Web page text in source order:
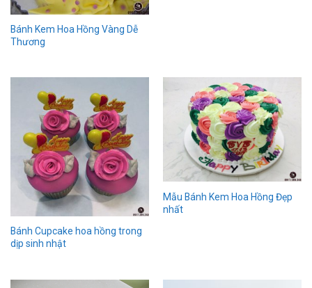
Bánh Kem Hoa Hồng Vàng Dễ
Thương
Bánh Cupcake hoa hồng trong
dịp sinh nhật
Mẫu Bánh Kem Hoa Hồng Đẹp
nhất